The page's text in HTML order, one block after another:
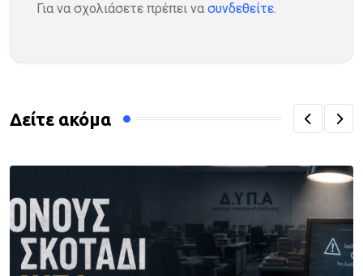
Για να σχολιάσετε πρέπει να συνδεθείτε.
Δείτε ακόμα